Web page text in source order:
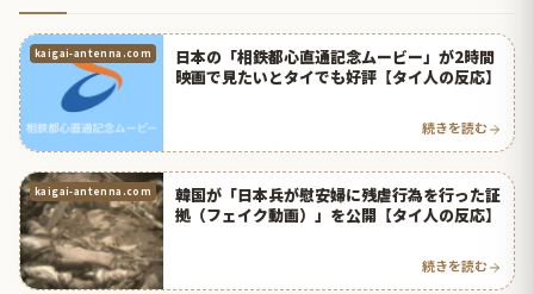
kaigai-antenna.com
日本の「相鉄都心直通記念ムービー」が2時間
映画で見たいとタイでも好評【タイ人の反応】
続きを読む
kaigai-antenna.com
韓国が「日本兵が慰安婦に残虐行為を行った証
拠（フェイク動画）」を公開【タイ人の反応】
続きを読む